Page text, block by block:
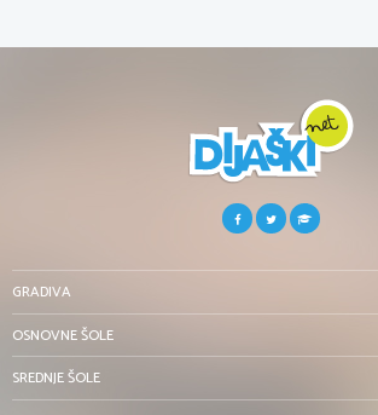
GRADIVA
OSNOVNE ŠOLE
SREDNJE ŠOLE